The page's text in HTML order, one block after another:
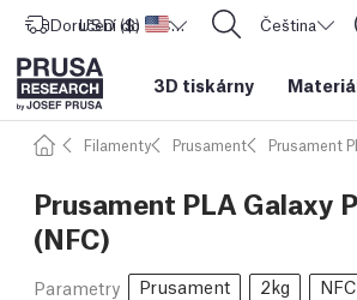
Doručení do Spojené státy americké
USD ($) CORE One L: Nyní skladem! Čeština
3D tiskárny
Filamenty Prusament Prusament
Prusament PLA Galaxy
(NFC)
Parametry Prusament 2kg
NFC